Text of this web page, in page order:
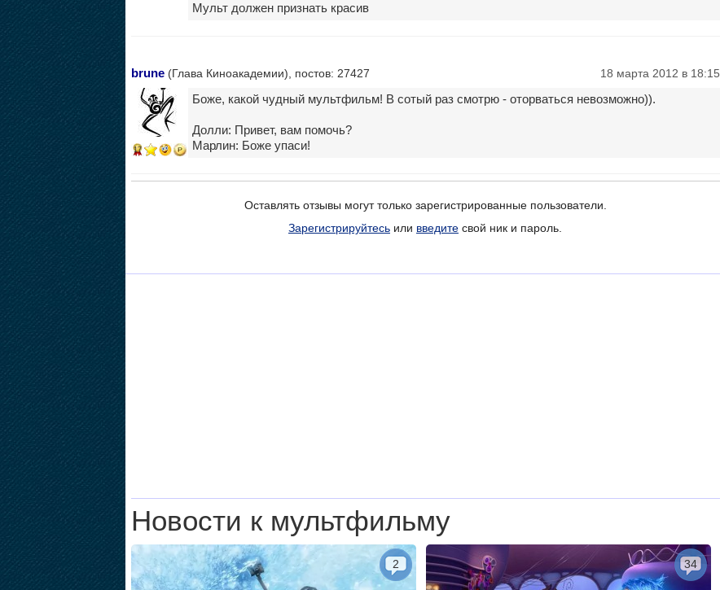
Мульт должен признать красив
brune(Глава Киноакадемии), постов: 27427 18 марта 2012 в 18:15
17
Боже, какой чудный мультфильм! В сотый раз смотрю - оторваться невозможно)).
Долли: Привет, вам помочь?
Марлин: Боже упаси!
Оставлять отзывы могут только зарегистрированные пользователи.
Зарегистрируйтесь или введите свой ник и пароль.
Новости к мультфильму
2 34